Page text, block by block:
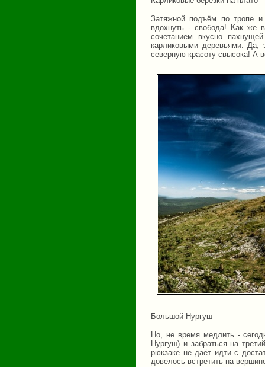
Затяжной подъём по тропе
вдохнуть - свобода! Как же
сочетанием вкусно
карликовыми деревьями.
северную красоту свысока! А
Большой Нургуш
Но, не время медлить -
Нургуш) и забраться на
рюкзаке не даёт идти с
довелось встретить на